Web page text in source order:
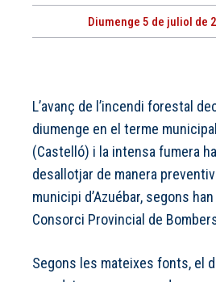
Diumenge 5 de juliol de
L’avanç de l’incendi forestal
diumenge en el terme
(Castelló) i la intensa fumera
desallotjar de manera
municipi d’Azuébar, segons
Consorci Provincial de
Segons les mateixes fonts, el